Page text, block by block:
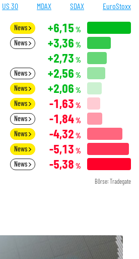
US 30 MDAX SDAX EuroStoxx
News +6,15 %
News +3,36 %
+2,73 %
News +2,56 %
News +2,06 %
News -1,63 %
News -1,84%
News -4,32 %
News -5,13 %
News -5,38 %
Börse: Tradegate